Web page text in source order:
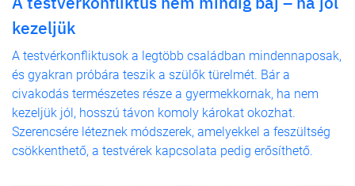
kezeljük
A testvérkonfliktusok a legtöbb családban mindennaposak,
és gyakran próbára teszik a szülők türelmét. Bár a
civakodás természetes része a gyermekkornak, ha nem
kezeljük jól, hosszú távon komoly károkat okozhat.
Szerencsére léteznek módszerek, amelyekkel a feszültség
csökkenthető, a testvérek kapcsolata pedig erősíthető.